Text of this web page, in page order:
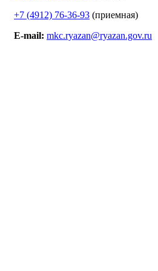
+7 (4912) 76-36-93 (приемная)
E-mail: mkc.ryazan@ryazan.gov.ru